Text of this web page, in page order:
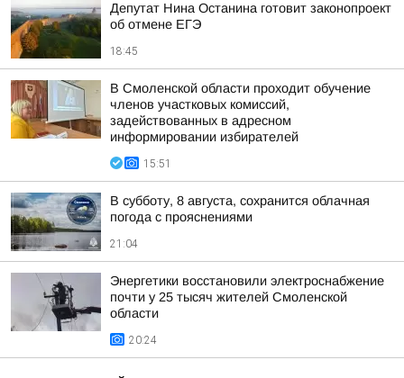
Депутат Нина Останина готовит законопроект
об отмене ЕГЭ
18:45
В Смоленской области проходит обучение
членов участковых комиссий,
задействованных в адресном
информировании избирателей
15:51
В субботу, 8 августа, сохранится облачная
погода с прояснениями
21:04
Энергетики восстановили электроснабжение
почти у 25 тысяч жителей Смоленской
области
20:24